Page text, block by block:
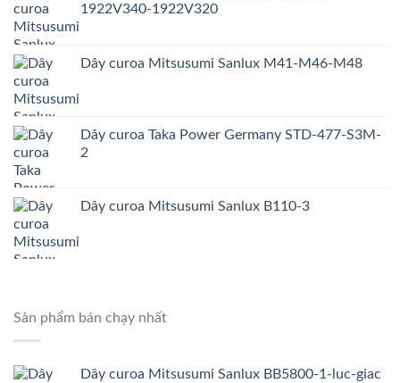
1922V340-1922V320
Dây curoa Mitsusumi Sanlux M41-M46-M48
Dây curoa Taka Power Germany STD-477-S3M-
2
Dây curoa Mitsusumi Sanlux B110-3
Sản phẩm bán chạy nhất
Dây curoa Mitsusumi Sanlux BB5800-1-luc-giac